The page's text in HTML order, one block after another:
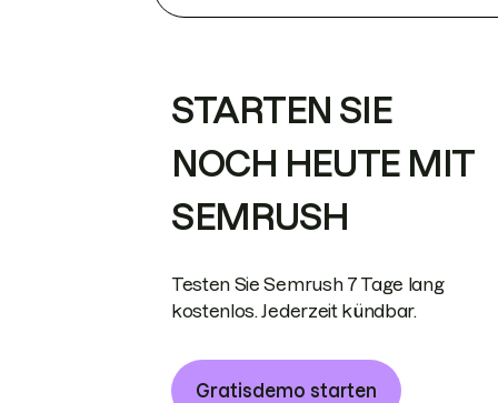
STARTEN SIE
NOCH HEUTE MIT
SEMRUSH
Testen Sie Semrush 7 Tage lang
kostenlos. Jederzeit kündbar.
Gratisdemo starten